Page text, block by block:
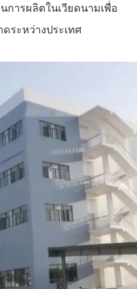
การผลิตในเวียดนามเพื่อ
ระหว่างประเทศ